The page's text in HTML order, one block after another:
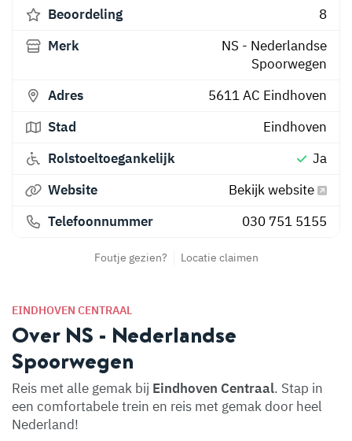
EINDHOVEN CENTRAAL
Over NS - Nederlandse
Spoorwegen
Reis met alle gemak bij Eindhoven Centraal. Stap in
een comfortabele trein en reis met gemak door heel
Nederland!
Beoordeling
8
Merk
NS - Nederlandse
Spoorwegen
Adres
5611 AC Eindhoven
Stad
Eindhoven
Rolstoeltoegankelijk
Ja
Website
Bekijk website
Telefoonnummer
030 751 5155
Foutje gezien? Locatie claimen